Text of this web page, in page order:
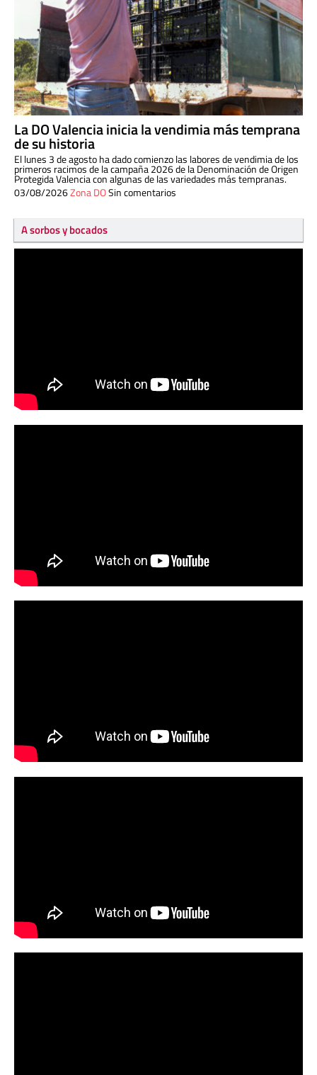
La DO Valencia inicia la vendimia más temprana
de su historia
El lunes 3 de agosto ha dado comienzo las labores de vendimia de los
primeros racimos de la campaña 2026 de la Denominación de Origen
Protegida Valencia con algunas de las variedades más tempranas.
03/08/2026Zona DOSin comentarios
A sorbos y bocados